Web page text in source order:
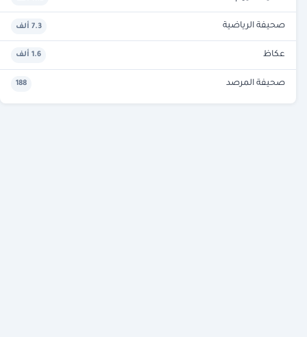
صحيفة الرياضية 7.3 ألف
عكاظ 1.6 ألف
صحيفة المرصد 188